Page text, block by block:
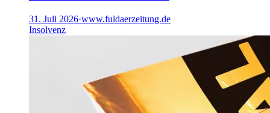
31. Juli 2026·www.fuldaerzeitung.de
Insolvenz